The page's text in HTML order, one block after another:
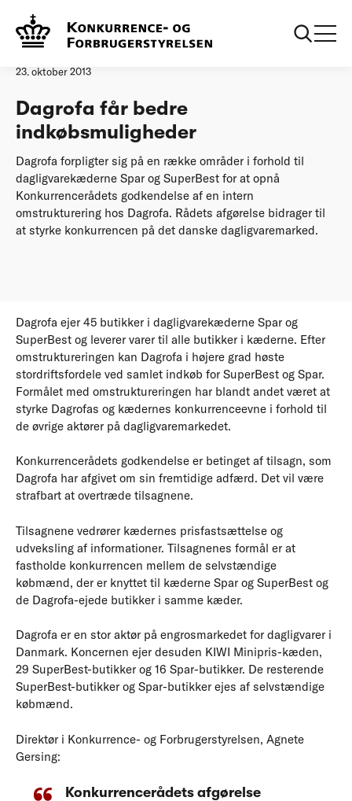
Forside
23. oktober 2013
Dagrofa får bedre
indkøbsmuligheder
Dagrofa forpligter sig på en række områder i forhold til
dagligvarekæderne Spar og SuperBest for at opnå
Konkurrencerådets godkendelse af en intern
omstrukturering hos Dagrofa. Rådets afgørelse bidrager til
at styrke konkurrencen på det danske dagligvaremarked.
Dagrofa ejer 45 butikker i dagligvarekæderne Spar og
SuperBest og leverer varer til alle butikker i kæderne. Efter
omstruktureringen kan Dagrofa i højere grad høste
stordriftsfordele ved samlet indkøb for SuperBest og Spar.
Formålet med omstruktureringen har blandt andet været at
styrke Dagrofas og kædernes konkurrenceevne i forhold til
de øvrige aktører på dagligvaremarkedet.
Konkurrencerådets godkendelse er betinget af tilsagn, som
Dagrofa har afgivet om sin fremtidige adfærd. Det vil være
strafbart at overtræde tilsagnene.
Tilsagnene vedrører kædernes prisfastsættelse og
udveksling af informationer. Tilsagnenes formål er at
fastholde konkurrencen mellem de selvstændige
købmænd, der er knyttet til kæderne Spar og SuperBest og
de Dagrofa-ejede butikker i samme kæder.
Dagrofa er en stor aktør på engrosmarkedet for dagligvarer i
Danmark. Koncernen ejer desuden KIWI Minipris-kæden,
29 SuperBest-butikker og 16 Spar-butikker. De resterende
SuperBest-butikker og Spar-butikker ejes af selvstændige
købmænd.
Direktør i Konkurrence- og Forbrugerstyrelsen, Agnete
Gersing:
Konkurrencerådets afgørelse